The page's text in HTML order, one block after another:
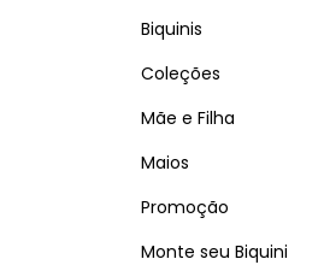
Biquinis
Coleções
Mãe e Filha
Maios
Promoção
Monte seu Biquini